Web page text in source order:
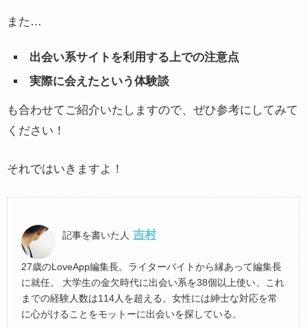
また…
出会い系サイトを利用する上での注意点
実際に会えたという体験談
も合わせてご紹介いたしますので、ぜひ参考にしてみて
ください！
それではいきますよ！
記事を書いた人 吉村
27歳のLoveApp編集長。ライターバイトから縁あって編集長
に就任。 大学生の金欠時代に出会い系を38個以上使い、これ
までの経験人数は114人を超える。女性には紳士な対応を常
に心がけることをモットーに出会いを探している。